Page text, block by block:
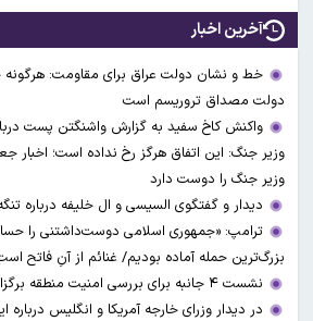
آخرین اخبار
خط و نشان دولت عراق برای مقاومت: هرگونه
دولت مصداق تروریسم است
واکنش کاخ سفید به گزارش واشنگتن پست
وزیر جنگ: این اتفاق هرگز رخ نداده است؛
وزیر جنگ را دوست دارد
دیدار و گفتگوی السیسی و ال خلیفه درباره
ترامپ: «جمهوری اسلامی دوست‌داشتنی را
بزرگ‌ترین حمله آماده بودیم/ غنائم از آنِ فاتح
نشست ۴ جانبه برای بررسی امنیت منطقه برگزار شد
در دیدار وزرای خارجه آمریکا و انگلیس درباره